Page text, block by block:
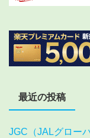
最近の投稿
JGC（JALグロー